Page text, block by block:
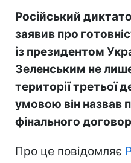
Російський
заявив про
із президентом
Зеленським не
території третьої
умовою він назвав
фінального
Про це повідомляє